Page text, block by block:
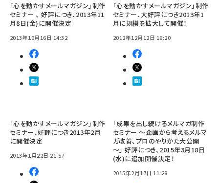
「心を動かすメールマガジン」制作
セミナー 、 好評につき、2013年11
月8日(金)に開催決定
2013年10月16日 14:32
「心を動かすメールマガジン」制作
セミナー、大好評につき2013年1
月に規模を拡大して開催！
2012年12月12日 16:20
「心を動かすメールマガジン」制作
セミナー、好評につき2013年2月
に開催決定
2013年1月22日 21:57
「成果を出し続けるメルマガ制作
セミナー ～企画から考えるメルマ
ガ改善、プロのやりかた大公開
～」 好評につき、2015年3月18日
(水)に追加開催決定！
2015年2月17日 11:28